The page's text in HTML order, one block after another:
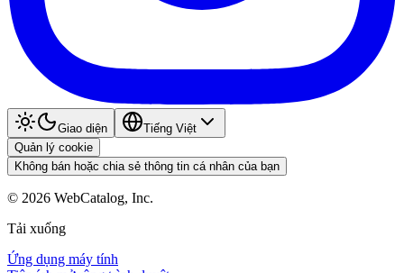
Giao diện
Tiếng Việt
Quản lý cookie
Không bán hoặc chia sẻ thông tin cá nhân của bạn
© 2026 WebCatalog, Inc.
Tải xuống
Ứng dụng máy tính